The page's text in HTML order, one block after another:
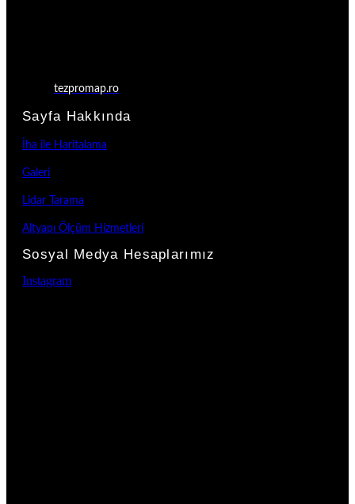
tezpromap.ro
Sayfa Hakkında
İha ile Haritalama
Galeri
Lidar Tarama
Altyapı Ölçüm Hizmetleri
Sosyal Medya Hesaplarımız
Instagram